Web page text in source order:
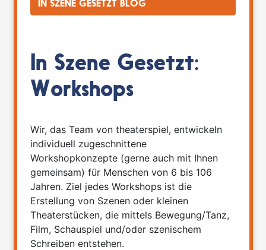
IN SZENE GESETZT BLOG
In Szene Gesetzt:
Workshops
Wir, das Team von theaterspiel, entwickeln
individuell zugeschnittene
Workshopkonzepte (gerne auch mit Ihnen
gemeinsam) für Menschen von 6 bis 106
Jahren. Ziel jedes Workshops ist die
Erstellung von Szenen oder kleinen
Theaterstücken, die mittels Bewegung/Tanz,
Film, Schauspiel und/oder szenischem
Schreiben entstehen.